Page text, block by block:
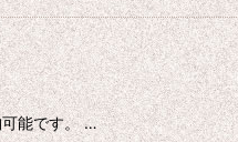
可能です。 …